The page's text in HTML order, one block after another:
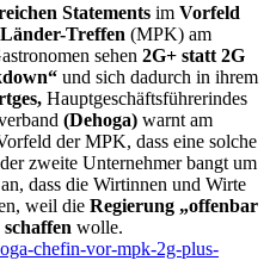
Statements im Vorfeld
Treffen (MPK) am
sehen 2G+ statt 2G
und sich dadurch in ihrem
Hauptgeschäftsführerindes
(Dehoga) warnt am
der MPK, dass eine solche
zweite Unternehmer bangt um
dass die Wirtinnen und Wirte
weil die Regierung „offenbar
wolle.
chefin-vor-mpk-2g-plus-